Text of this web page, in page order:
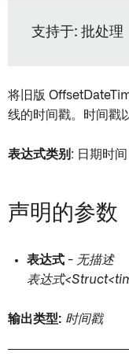
支持于: 批处理
将旧版
线的时间戳。时间戳
表达式类别 : 日期时间
声明的参数
表达式 - 无描述
表达式
输出类型: 时间戳